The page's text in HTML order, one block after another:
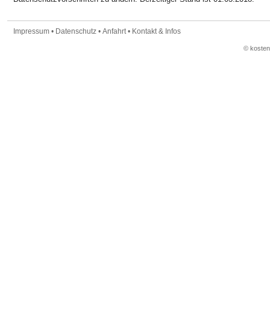
Impressum • Datenschutz • Anfahrt• Kontakt & Infos
©